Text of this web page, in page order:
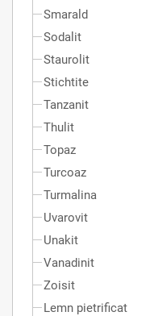
Smarald
Sodalit
Staurolit
Stichtite
Tanzanit
Thulit
Topaz
Turcoaz
Turmalina
Uvarovit
Unakit
Vanadinit
Zoisit
Lemn pietrificat